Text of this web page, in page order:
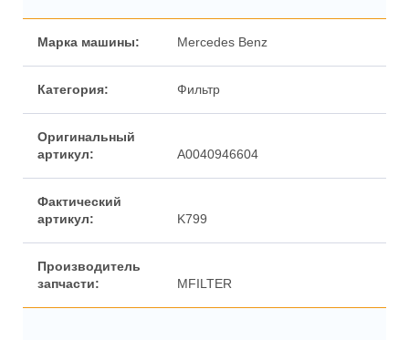
Марка машины: Mercedes Benz
Категория: Фильтр
Оригинальный
артикул:
A0040946604
Фактический
артикул:
K799
Производитель
запчасти:
MFILTER